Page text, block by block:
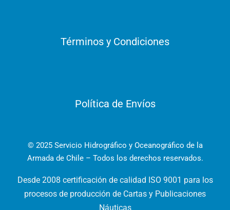
Términos y Condiciones
Política de Envíos
© 2025 Servicio Hidrográfico y Oceanográfico de la
Armada de Chile – Todos los derechos reservados.
Desde 2008 certificación de calidad ISO 9001 para los
procesos de producción de Cartas y Publicaciones
Náuticas